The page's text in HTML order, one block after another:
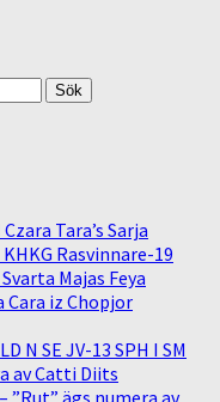
Tara’s Sarja
Rasvinnare-19
Majas Feya
Cara iz Chopjor
N SE JV-13 SPH I SM
av Catti Diits
”Rut” ägs numera av